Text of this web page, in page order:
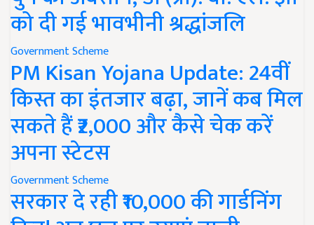
को दी गई भावभीनी श्रद्धांजलि
Government Scheme
PM Kisan Yojana Update: 24वीं
किस्त का इंतजार बढ़ा, जानें कब मिल
सकते हैं ₹2,000 और कैसे चेक करें
अपना स्टेटस
Government Scheme
सरकार दे रही ₹10,000 की गार्डनिंग